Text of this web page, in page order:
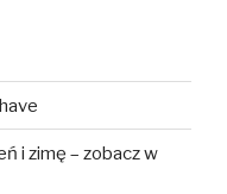
i zimę – zobacz w